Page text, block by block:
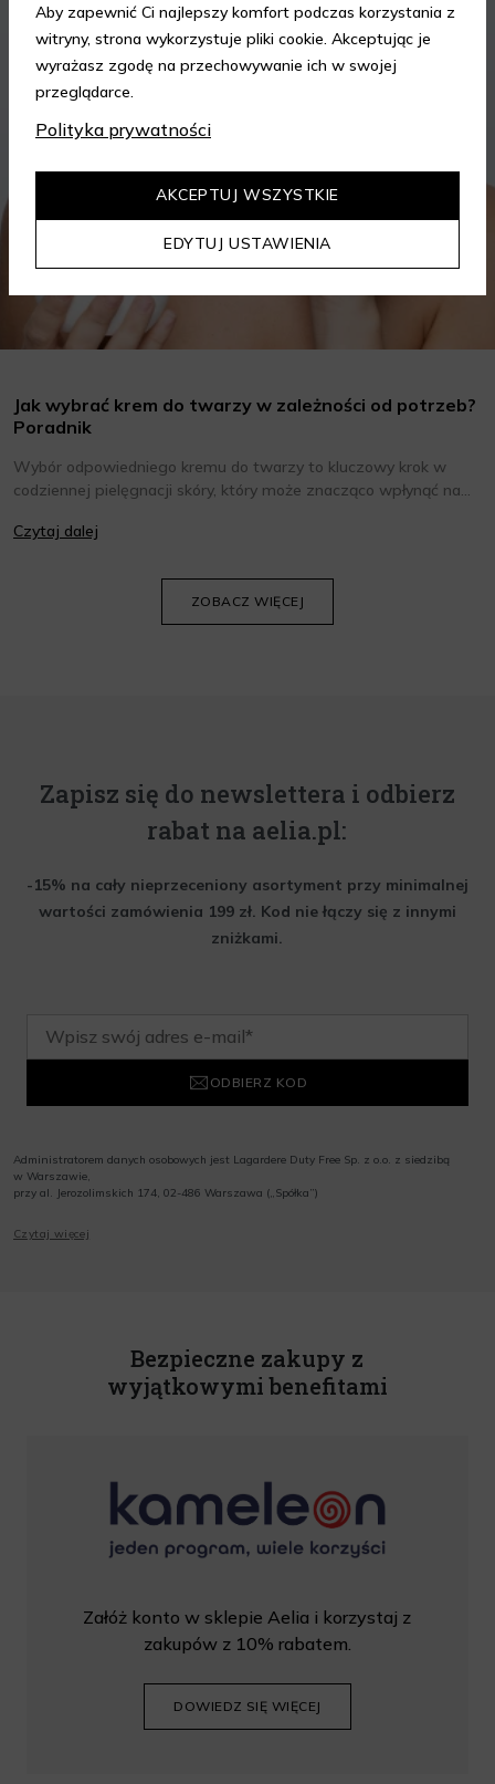
Jak wybrać krem do twarzy w zależności od potrzeb?
Poradnik
Wybór odpowiedniego kremu do twarzy to kluczowy krok w
codziennej pielęgnacji skóry, który może znacząco wpłynąć na
oraz wiedzieć, jak dopasować je do potrzeb własnej skóry.
Czytaj dalej
ZOBACZ WIĘCEJ
Zapisz się do newslettera i odbierz
rabat na aelia.pl:
-15% na cały nieprzeceniony asortyment przy minimalnej
wartości zamówienia 199 zł. Kod nie łączy się z innymi
zniżkami.
ODBIERZ KOD
Administratorem danych osobowych jest Lagardere Duty Free Sp. z o.o. z siedzibą
w Warszawie,
przy al. Jerozolimskich 174, 02-486 Warszawa („Spółka”)
o.o. informacji handlowych, w tym newslettera, informacji o promocjach i
Czytaj więcej
Bezpieczne zakupy z
wyjątkowymi benefitami
Załóż konto w sklepie Aelia i korzystaj z
zakupów z 10% rabatem.
DOWIEDZ SIĘ WIĘCEJ
Aby zapewnić Ci najlepszy komfort podczas korzystania z
witryny, strona wykorzystuje pliki cookie. Akceptując je
wyrażasz zgodę na przechowywanie ich w swojej
przeglądarce.
Polityka prywatności
EDYTUJ USTAWIENIA
AKCEPTUJ WSZYSTKIE